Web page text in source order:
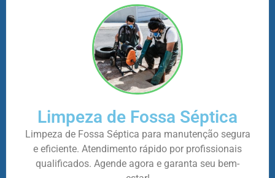
Limpeza de Fossa Séptica
Limpeza de Fossa Séptica para manutenção segura
e eficiente. Atendimento rápido por profissionais
qualificados. Agende agora e garanta seu bem-